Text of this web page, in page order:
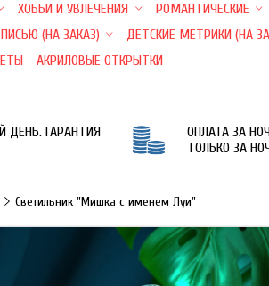
ХОББИ И УВЛЕЧЕНИЯ РОМАНТИЧЕСКИЕ
(НА ЗАКАЗ) ДЕТСКИЕ МЕТРИКИ (НА
АКРИЛОВЫЕ ОТКРЫТКИ
ДЕНЬ. ГАРАНТИЯ
ОПЛАТА ЗА
ТОЛЬКО ЗА
Светильник "Мишка с именем Луи"